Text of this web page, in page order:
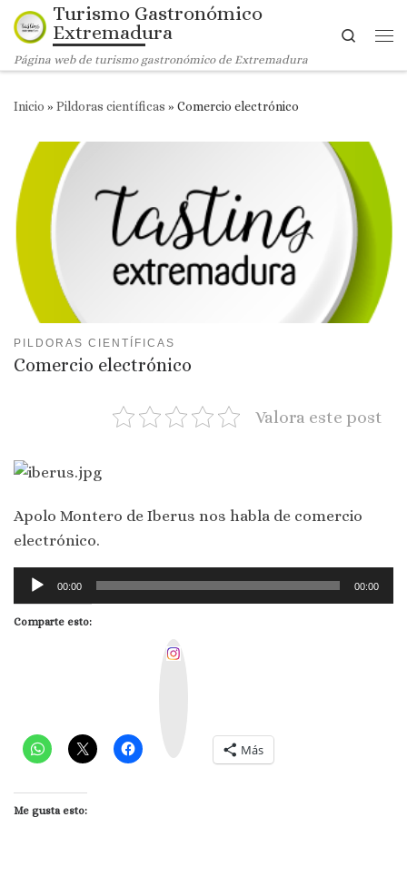
Saltar al contenido
Turismo Gastronómico
Extremadura
Página web de turismo gastronómico de Extremadura
Search
Inicio » Pildoras científicas » Comercio electrónico
PILDORAS CIENTÍFICAS
Comercio electrónico
Valora este post
Apolo Montero de Iberus nos habla de comercio
electrónico.
Reproductor
de
audio
00:00 00:00
Comparte esto:
Más
Me gusta esto: